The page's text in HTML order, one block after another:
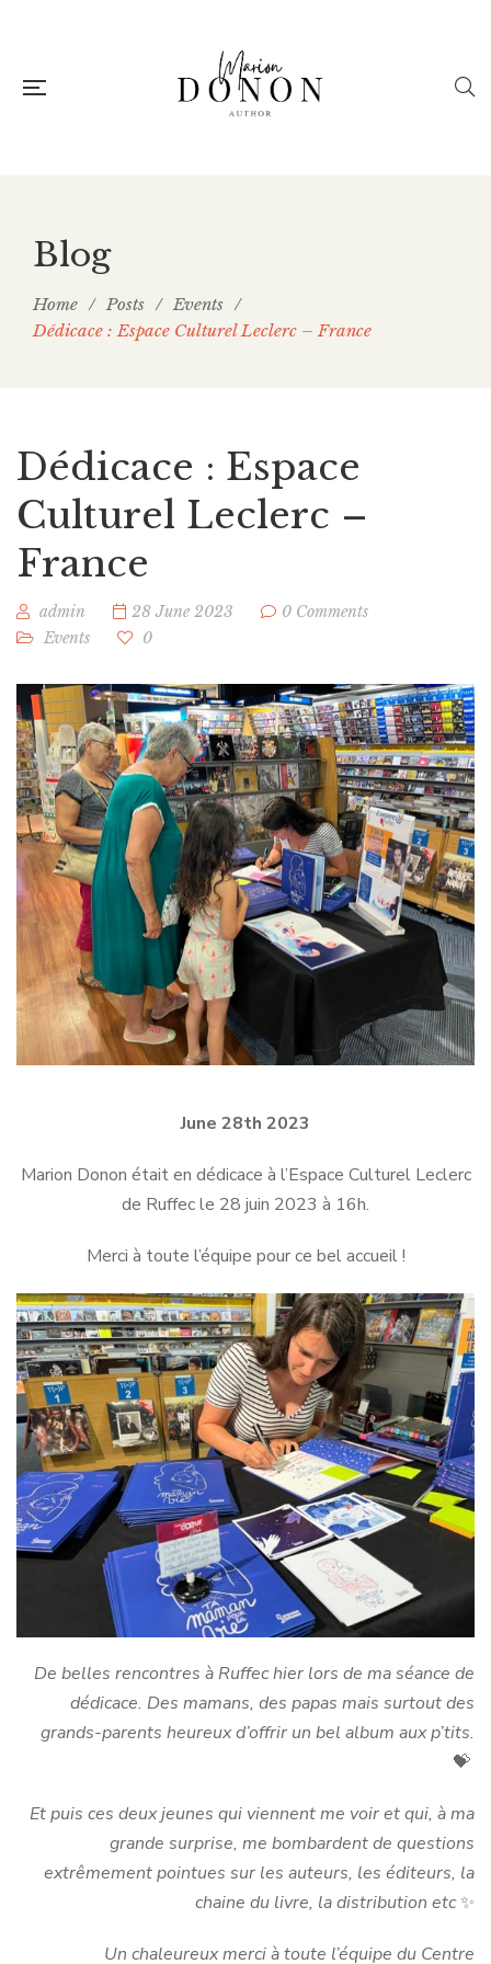
Blog
Home / Posts / Events /
Dédicace : Espace Culturel Leclerc – France
Dédicace : Espace
Culturel Leclerc –
France
admin 28 June 2023
0 Comments
Events
0
June 28th 2023
Marion Donon était en dédicace à l’Espace Culturel Leclerc
de Ruffec le 28 juin 2023 à 16h.
Merci à toute l’équipe pour ce bel accueil !
De belles rencontres à Ruffec hier lors de ma séance de
dédicace. Des mamans, des papas mais surtout des
grands-parents heureux d’offrir un bel album aux p’tits.
💝
Et puis ces deux jeunes qui viennent me voir et qui, à ma
grande surprise, me bombardent de questions
extrêmement pointues sur les auteurs, les éditeurs, la
chaine du livre, la distribution etc✨
Un chaleureux merci à toute l’équipe du Centre